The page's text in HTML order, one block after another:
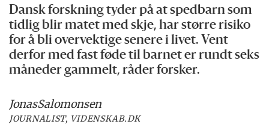
Dansk forskning tyder på at spedbarn som
tidlig blir matet med skje, har større risiko
for å bli overvektige senere i livet. Vent
derfor med fast føde til barnet er rundt seks
måneder gammelt, råder forsker.
JonasSalomonsen
JOURNALIST, VIDENSKAB.DK